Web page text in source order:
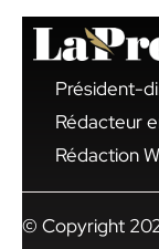
Président-
Rédacteur
Rédaction
© Copyright